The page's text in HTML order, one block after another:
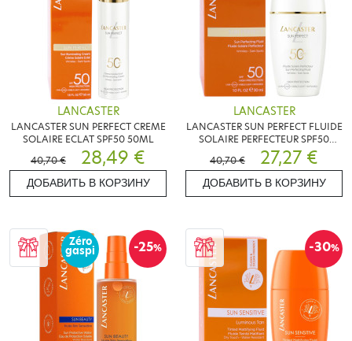
LANCASTER
LANCASTER SUN PERFECT CREME
SOLAIRE ECLAT SPF50 50ML
40,70 €
28,49 €
ДОБАВИТЬ В КОРЗИНУ
LANCASTER
LANCASTER SUN PERFECT FLUIDE
SOLAIRE PERFECTEUR SPF50
30ML
40,70 € 27,27 €
ДОБАВИТЬ В КОРЗИНУ
-25%
Zéro
gaspi -30%